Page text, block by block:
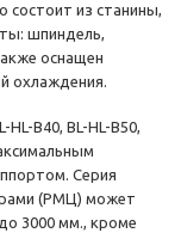
состоит из станины,
шпиндель,
оснащен
охлаждения.
B40, BL-HL-B50,
Серия
(РМЦ) может
3000 мм., кроме